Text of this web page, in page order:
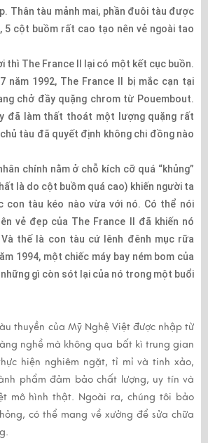
Thân tàu mảnh mai, phần đuôi tàu được
5 cột buồm rất cao tạo nên vẻ ngoài tao
thì The France II lại có một kết cục buồn.
năm 1992, The France II bị mắc cạn tại
chở đầy quặng chrom từ Pouembout.
đã làm thất thoát một lượng quặng rất
tàu đã quyết định không chi đồng nào
chính nằm ở chỗ kích cỡ quá “khủng”
là do cột buồm quá cao) khiến người ta
con tàu kéo nào vừa với nó. Có thể nói
vẻ đẹp của The France II đã khiến nó
thế là con tàu cứ lênh đênh mục rữa
1994, một chiếc máy bay ném bom của
gì còn sót lại của nó trong một buổi
thuyền của Mỹ Nghệ Việt được nhập từ
nghề mà không qua bất kì trung gian
hiện nghiêm ngặt, tỉ mỉ và tinh xảo,
phẩm đảm bảo chất lượng, uy tín và
mô hình thật. Ngoài ra, chúng tôi bảo
có thể mang về xưởng để sửa chữa